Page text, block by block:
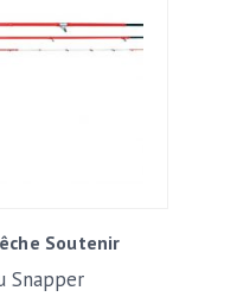
Soutenir
Snapper